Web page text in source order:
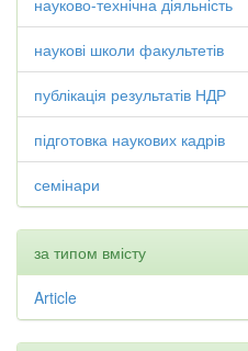
науково-технічна діяльність
наукові школи факультетів
публікація результатів НДР
підготовка наукових кадрів
семінари
за типом вмісту
Article